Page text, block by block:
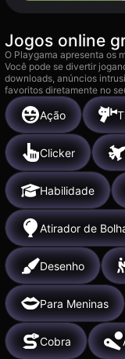
Jogos online
O Playgama apresenta os
Você pode se divertir
downloads, anúncios
favoritos diretamente no
Ação
Clicker
Habilidade
Atirador de
Desenho
Para Meninas
Cobra